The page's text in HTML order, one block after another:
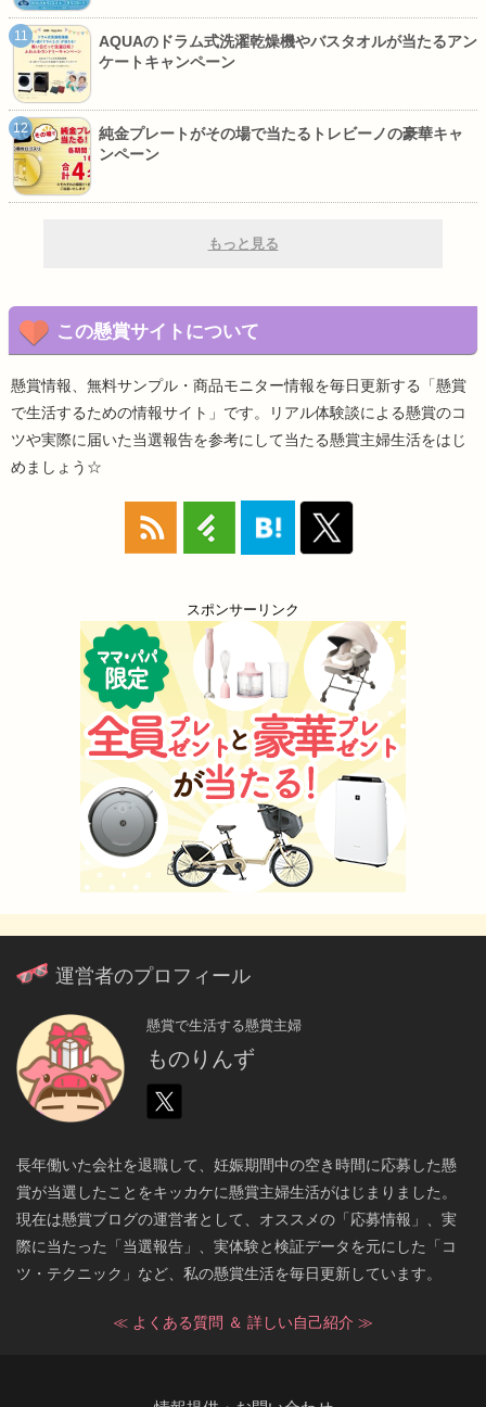
AQUAのドラム式洗濯乾燥機やバスタオルが当たるアン
ケートキャンペーン
純金プレートがその場で当たるトレビーノの豪華キャ
ンペーン
もっと見る
この懸賞サイトについて
懸賞情報、無料サンプル・商品モニター情報を毎日更新する「懸賞
で生活するための情報サイト」です。リアル体験談による懸賞のコ
ツや実際に届いた当選報告を参考にして当たる懸賞主婦生活をはじ
めましょう☆
スポンサーリンク
運営者のプロフィール
懸賞で生活する懸賞主婦
ものりんず
長年働いた会社を退職して、妊娠期間中の空き時間に応募した懸
賞が当選したことをキッカケに懸賞主婦生活がはじまりました。
現在は懸賞ブログの運営者として、オススメの「応募情報」、実
際に当たった「当選報告」、実体験と検証データを元にした「コ
ツ・テクニック」など、私の懸賞生活を毎日更新しています。
≪ よくある質問 ＆ 詳しい自己紹介 ≫